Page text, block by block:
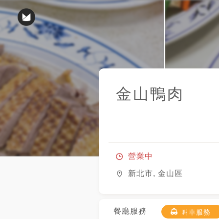
金山鴨肉
營業中
新北市, 金山區
餐廳服務 叫車服務